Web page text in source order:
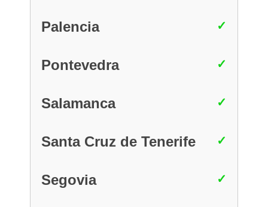
Palencia
Pontevedra
Salamanca
Santa Cruz de Tenerife
Segovia